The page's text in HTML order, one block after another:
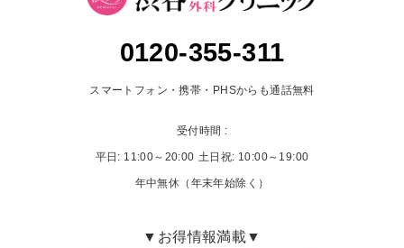
0120-355-311
スマートフォン・携帯・PHSからも通話無料
受付時間 :
平日: 11:00～20:00 土日祝: 10:00～19:00
年中無休（年末年始除く）
▼お得情報満載▼